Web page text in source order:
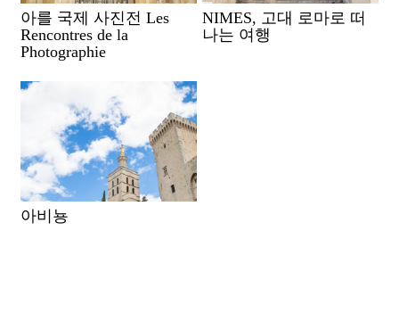
아를 국제 사진전 Les
Rencontres de la
Photographie
NIMES, 고대 로마로 떠
나는 여행
아비뇽